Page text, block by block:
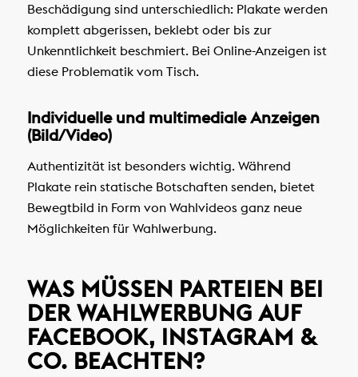
Beschädigung sind unterschiedlich: Plakate werden
komplett abgerissen, beklebt oder bis zur
Unkenntlichkeit beschmiert. Bei Online-Anzeigen ist
diese Problematik vom Tisch.
Individuelle und multimediale Anzeigen
(Bild/Video)
Authentizität ist besonders wichtig. Während
Plakate rein statische Botschaften senden, bietet
Bewegtbild in Form von Wahlvideos ganz neue
Möglichkeiten für Wahlwerbung.
WAS MÜSSEN PARTEIEN BEI
DER WAHLWERBUNG AUF
FACEBOOK, INSTAGRAM &
CO. BEACHTEN?